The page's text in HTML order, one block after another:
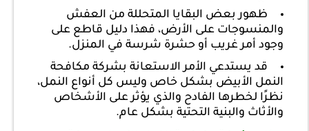
ظهور بعض البقايا المتحللة من العفش
والمنسوجات على الأرض، فهذا دليل قاطع على
وجود أمر غريب أو حشرة شرسة في المنزل.
قد يستدعي الأمر الاستعانة بشركة مكافحة
النمل الأبيض بشكل خاص وليس كل أنواع النمل،
نظرًا لخطرها الفادح والذي يؤثر على الأشخاص
والأثاث والبنية التحتية بشكل عام.